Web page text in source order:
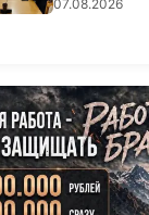
07.08.2026